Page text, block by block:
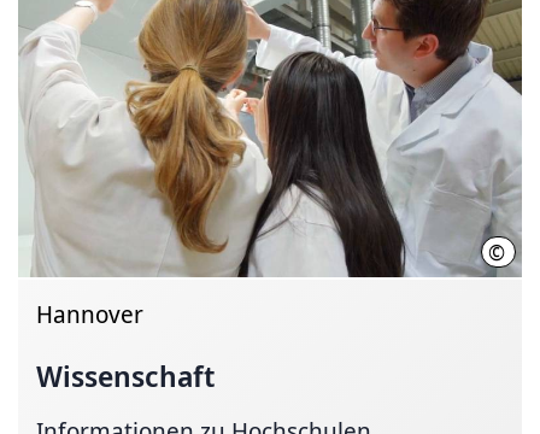
©
Hannover
Wissenschaft